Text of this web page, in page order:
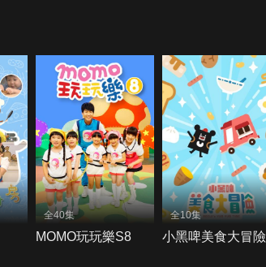
全40集
MOMO玩玩樂S8
全10集
小黑啤美食大冒險